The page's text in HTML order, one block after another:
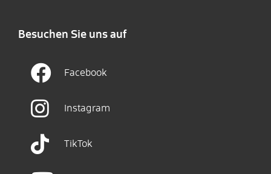
Besuchen Sie uns auf
Facebook
Instagram
TikTok